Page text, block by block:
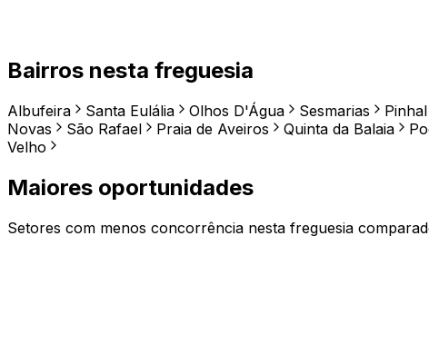
Bairros nesta freguesia
Albufeira Santa Eulália Olhos D'Água Sesmarias
Novas
São Rafael Praia de Aveiros Quinta da Balaia
Velho
Maiores oportunidades
Setores com menos concorrência nesta freguesia